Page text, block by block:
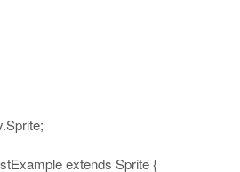
extends Sprite {